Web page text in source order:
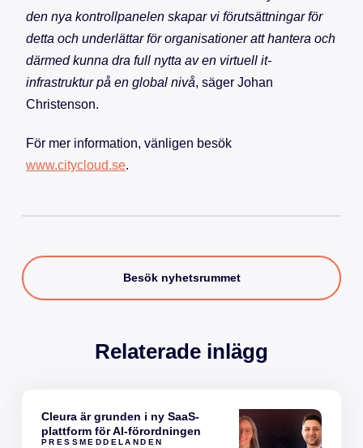
den nya kontrollpanelen skapar vi förutsättningar för
detta och underlättar för organisationer att hantera och
därmed kunna dra full nytta av en virtuell it-
infrastruktur på en global nivå, säger Johan
Christenson.
För mer information, vänligen besök
www.citycloud.se.
Besök nyhetsrummet
Relaterade inlägg
PRESSMEDDELANDEN
Cleura är grunden i ny SaaS-
plattform för AI-förordningen